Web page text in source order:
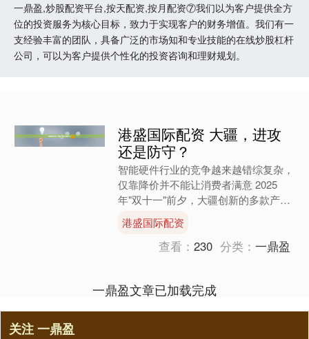
一鼎盈,炒股配资平台,按天配资,按月配资⑦我们以为客户提供全方
位的投资服务为核心目标，致力于实现客户的财务增值。我们有一
支经验丰富的团队，具备广泛的市场知和专业技能的在线炒股杠杆
公司，可以为客户提供个性化的投资咨询和理财规划。
港盛国际配资 大疆，进攻
还是防守？
智能硬件行业的竞争越来越错综复杂，
仅靠降价并不能让消费者满意 2025
年"双十一"前夕，大疆创新的多款产品
宣布降价，但从市场反馈的情况看，降
价持续五天后，并未....
港盛国际配资
查看：230 分类：一鼎盈
一鼎盈文章已加载完成
关注 一鼎盈